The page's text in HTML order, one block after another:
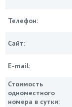
Телефон:
Сайт:
E-mail:
Стоимость
одноместного
номера в сутки: